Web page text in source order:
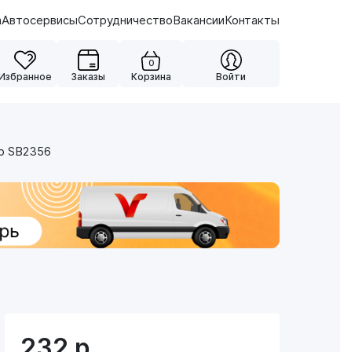
АвтосервисыСотрудничествоВакансииКонтакты
Заказы
0
Корзина Войти
SB2356